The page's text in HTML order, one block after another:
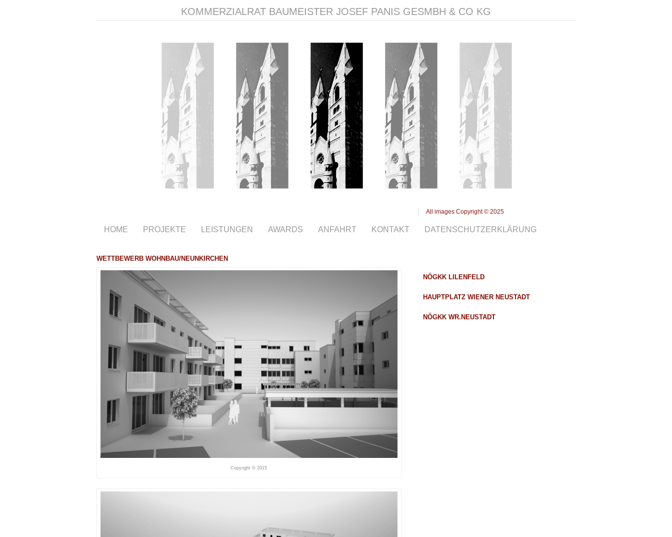
KOMMERZIALRAT BAUMEISTER JOSEF PANIS GESMBH & CO KG
All images Copyright © 2025
HOME PROJEKTE LEISTUNGEN AWARDS ANFAHRT KONTAKT DATENSCHUTZERKLÄRUNG
WETTBEWERB WOHNBAU/NEUNKIRCHEN
Copyright © 2015
NÖGKK LILENFELD
HAUPTPLATZ WIENER NEUSTADT
NÖGKK WR.NEUSTADT